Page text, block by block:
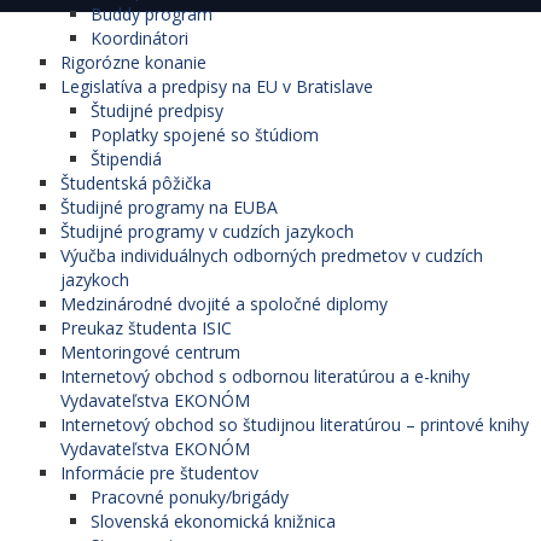
Buddy program
Koordinátori
Rigorózne konanie
Legislatíva a predpisy na EU v Bratislave
Študijné predpisy
Poplatky spojené so štúdiom
Štipendiá
Študentská pôžička
Študijné programy na EUBA
Študijné programy v cudzích jazykoch
Výučba individuálnych odborných predmetov v cudzích
jazykoch
Medzinárodné dvojité a spoločné diplomy
Preukaz študenta ISIC
Mentoringové centrum
Internetový obchod s odbornou literatúrou a e-knihy
Vydavateľstva EKONÓM
Internetový obchod so študijnou literatúrou – printové knihy
Vydavateľstva EKONÓM
Informácie pre študentov
Pracovné ponuky/brigády
Slovenská ekonomická knižnica